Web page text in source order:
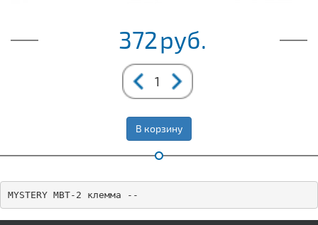
372руб.
В корзину
MYSTERY MBT-2 клемма --